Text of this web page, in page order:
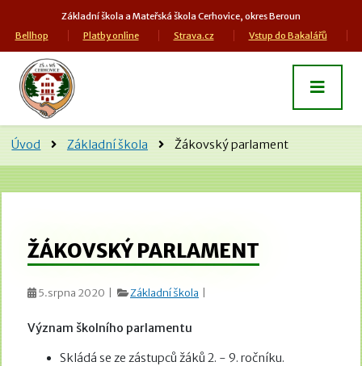
Základní škola a Mateřská škola Cerhovice, okres Beroun
Bellhop
Platby online Strava.cz Vstup do Bakalářů
Úvod Základní škola Žákovský parlament
ŽÁKOVSKÝ PARLAMENT
5.srpna 2020 | Základní škola
Význam školního parlamentu
Skládá se ze zástupců žáků 2. - 9. ročníku.